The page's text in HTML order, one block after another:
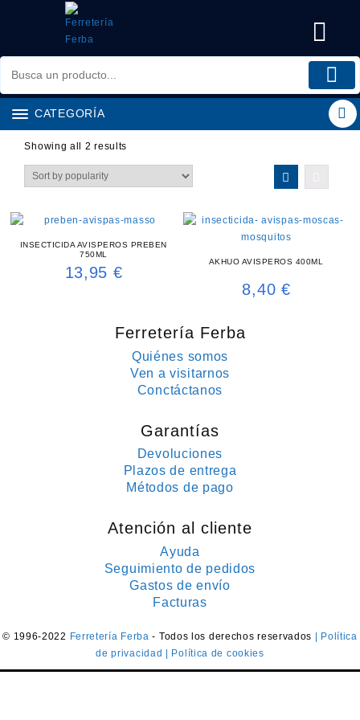
CATEGORÍA
Showing all 2 results
INSECTICIDA AVISPEROS PREBEN
750ML
13,95 €
AKHUO AVISPEROS 400ML
8,40 €
Ferretería Ferba
Quiénes somos
Ven a visitarnos
Conctáctanos
Garantías
Devoluciones
Plazos de entrega
Métodos de pago
Atención al cliente
Ayuda
Seguimiento de pedidos
Gastos de envío
Facturas
© 1996-2022 Ferretería Ferba- Todos los derechos reservados
| Política
de privacidad
| Política de cookies